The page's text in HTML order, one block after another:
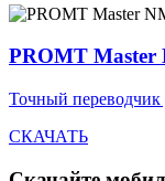
PROMT Master
Точный переводчик
СКАЧАТЬ